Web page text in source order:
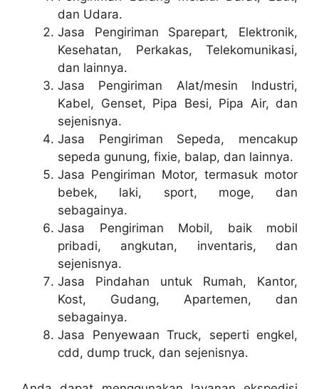
dan Udara.
Jasa Pengiriman Sparepart,
Elektronik,
Kesehatan, Perkakas, Telekomunikasi,
dan lainnya.
Jasa Pengiriman Alat/mesin Industri,
Kabel, Genset, Pipa Besi, Pipa Air, dan
sejenisnya.
Jasa Pengiriman Sepeda, mencakup
sepeda gunung, fixie, balap, dan lainnya.
Jasa Pengiriman Motor, termasuk motor
bebek, laki, sport, moge, dan
sebagainya.
Jasa Pengiriman Mobil, baik mobil
pribadi, angkutan, inventaris, dan
sejenisnya.
Jasa Pindahan untuk Rumah, Kantor,
Kost, Gudang, Apartemen, dan
sebagainya.
Jasa Penyewaan Truck, seperti engkel,
cdd, dump truck, dan sejenisnya.